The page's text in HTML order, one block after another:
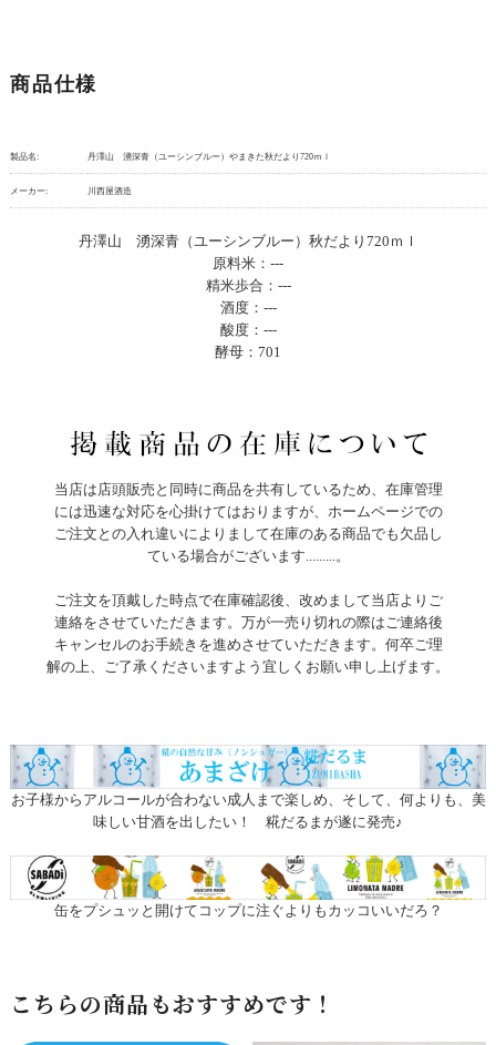
商品仕様
製品名: 丹澤山 湧深青（ユーシンブルー）やまきた秋だより720ｍｌ
メーカー: 川西屋酒造
丹澤山 湧深青（ユーシンブルー）秋だより720ｍｌ
原料米：---
精米歩合：---
酒度：---
酸度：---
酵母：701
当店は店頭販売と同時に商品を共有しているため、在庫管理
には迅速な対応を心掛けてはおりますが、ホームページでの
ご注文との入れ違いによりまして在庫のある商品でも欠品し
ている場合がございます.........。
ご注文を頂戴した時点で在庫確認後、改めまして当店よりご
連絡をさせていただきます。万が一売り切れの際はご連絡後
キャンセルのお手続きを進めさせていただきます。何卒ご理
解の上、ご了承くださいますよう宜しくお願い申し上げます。
お子様からアルコールが合わない成人まで楽しめ、そして、何よりも、美
味しい甘酒を出したい！ 糀だるまが遂に発売♪
缶をプシュッと開けてコップに注ぐよりもカッコいいだろ？
こちらの商品もおすすめです！